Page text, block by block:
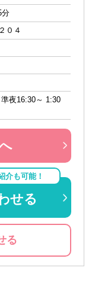
分
０４
夜16:30～ 1:30
介も可能！
せる
る